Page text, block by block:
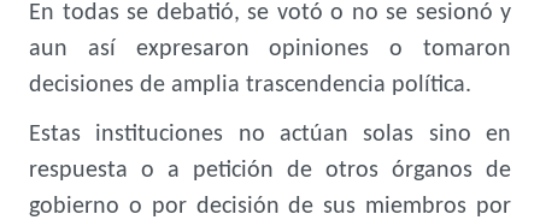
En todas se debatió, se votó o no se sesionó y
aun así expresaron opiniones o tomaron
decisiones de amplia trascendencia política.
Estas instituciones no actúan solas sino en
respuesta o a petición de otros órganos de
gobierno o por decisión de sus miembros por